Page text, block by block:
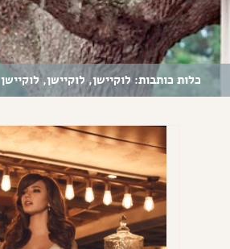
כלות כותבות: לוקיישן, לוקיישן, לוקיישן